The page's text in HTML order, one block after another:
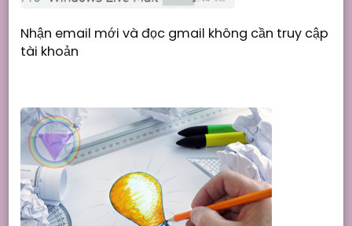
Nhận email mới và đọc gmail không cần truy cập
tài khoản